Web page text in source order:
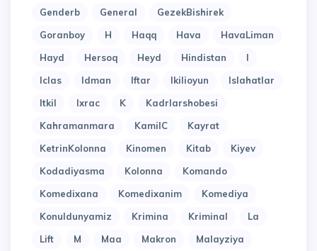
Genderb
General
GezekBishirek
Goranboy
H Haqq Hava
HavaLiman
Hayd
Hersoq Heyd Hindistan
I
Iclas
Idman Iftar Ikilioyun
Islahatlar
Itkil
Ixrac K
Kadrlarshobesi
Kahramanmara
KamilC
Kayrat
KetrinKolonna
Kinomen Kitab
Kiyev
Kodadiyasma
Kolonna
Komando
Komedixana
Komedixanim
Komediya
Konuldunyamiz
Krimina Kriminal
La
Lift
M Maa Makron
Malayziya